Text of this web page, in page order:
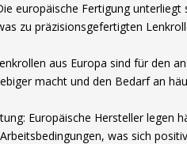
europäische Fertigung unterliegt
zu präzisionsgefertigten
aus Europa sind für den
macht und den Bedarf an
Europäische Hersteller legen
was sich